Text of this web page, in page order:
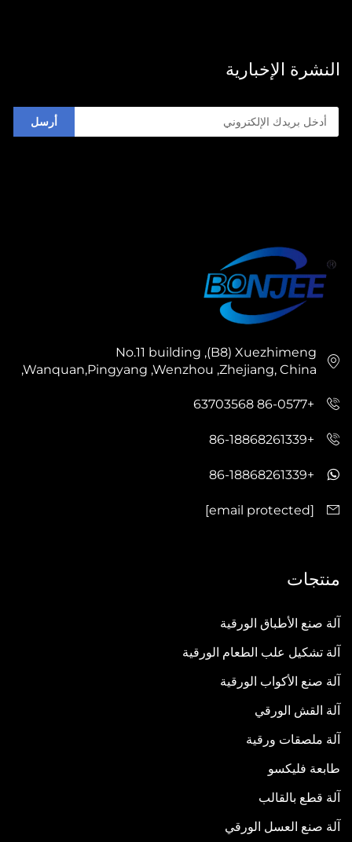
النشرة الإخبارية
أرسل
No.11 building ,(B8) Xuezhimeng
,Wanquan,Pingyang ,Wenzhou ,Zhejiang, China
+86-0577 63703568
+86-18868261339
+86-18868261339
[email protected]
منتجات
آلة صنع الأطباق الورقية
آلة تشكيل علب الطعام الورقية
آلة صنع الأكواب الورقية
آلة القش الورقي
آلة ملصقات ورقية
طابعة فليكسو
آلة قطع بالقالب
آلة صنع العسل الورقي